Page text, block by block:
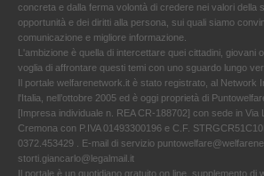
concreta e dalla ferma volontà di credere nei valori della
opportunità e dei diritti alla persona, sui quali siamo
comunicazione e migliore informazione.
L'ambizione è quella di intercettare quei cittadini, giovani
voglia di affrontare questi temi con uno sguardo lungo
Il portale welfarenetwork.it è stato registrato, al Network
l'Italia, nell’ottobre 2005 ed è oggi proprietà di
[Impresa individuale n. REA CR-188702] con sede in Via
Cremona con P.IVA 01493300196 e C.F.
0372.453429 . E-mail di servizio
storti.giancarlo@legalmail.it
Il portale è un quotidiano gratuito on line, supplemento di